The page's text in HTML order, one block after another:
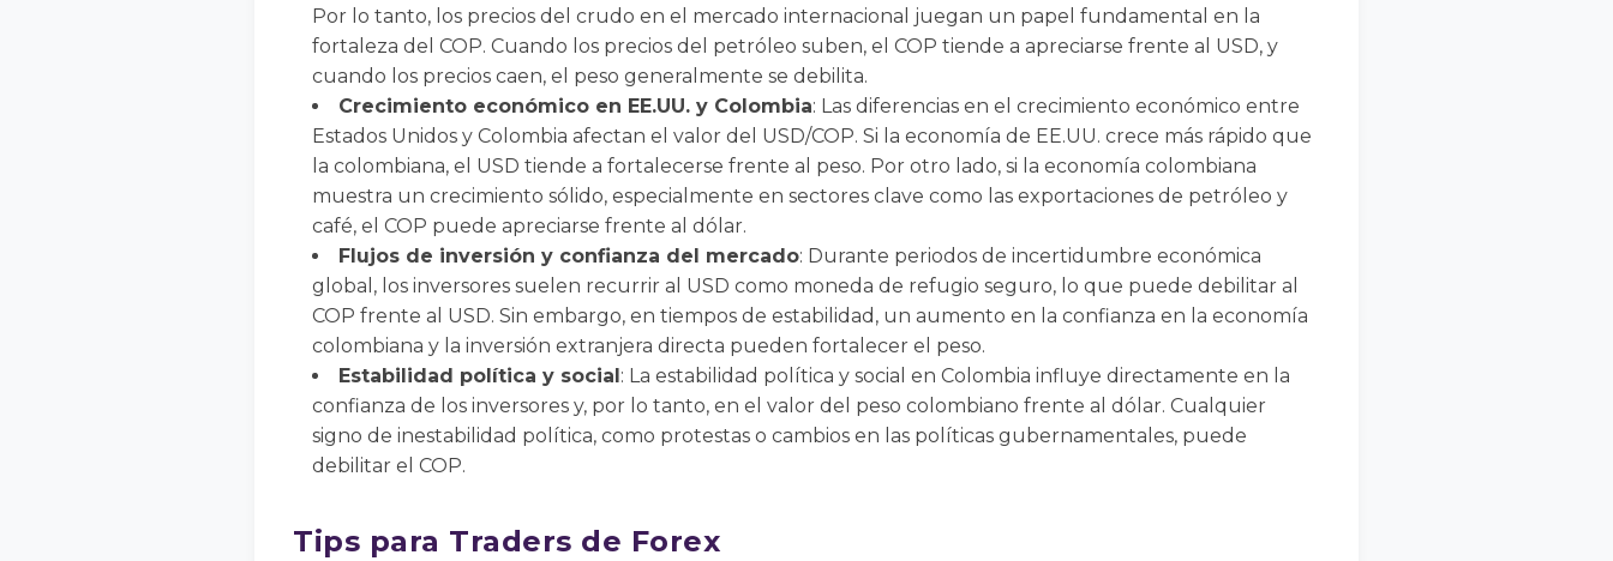
Por lo tanto, los precios del crudo en el mercado internacional juegan un papel fundamental en la
fortaleza del COP. Cuando los precios del petróleo suben, el COP tiende a apreciarse frente al USD, y
cuando los precios caen, el peso generalmente se debilita.
Crecimiento económico en EE.UU. y Colombia: Las diferencias en el crecimiento económico entre
Estados Unidos y Colombia afectan el valor del USD/COP. Si la economía de EE.UU. crece más rápido que
la colombiana, el USD tiende a fortalecerse frente al peso. Por otro lado, si la economía colombiana
muestra un crecimiento sólido, especialmente en sectores clave como las exportaciones de petróleo y
café, el COP puede apreciarse frente al dólar.
Flujos de inversión y confianza del mercado: Durante periodos de incertidumbre económica
global, los inversores suelen recurrir al USD como moneda de refugio seguro, lo que puede debilitar al
COP frente al USD. Sin embargo, en tiempos de estabilidad, un aumento en la confianza en la economía
colombiana y la inversión extranjera directa pueden fortalecer el peso.
Estabilidad política y social : La estabilidad política y social en Colombia influye directamente en la
confianza de los inversores y, por lo tanto, en el valor del peso colombiano frente al dólar. Cualquier
signo de inestabilidad política, como protestas o cambios en las políticas gubernamentales, puede
debilitar el COP.
Tips para Traders de Forex